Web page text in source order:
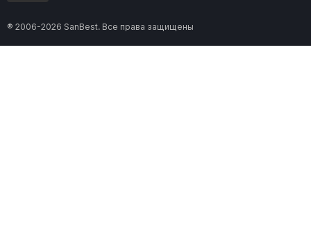
® 2006-2026 SanBest. Все права защищены